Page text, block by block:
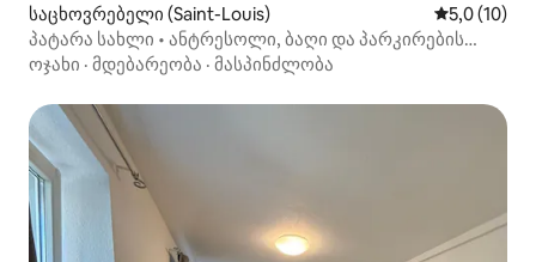
საცხოვრებელი (Saint-Louis) საშუალო
5,0 (10)
პატარა სახლი • ანტრესოლი, ბაღი და პარკირების
ადგილი, ბაზელი
ოჯახი · მდებარეობა · მასპინძლობა